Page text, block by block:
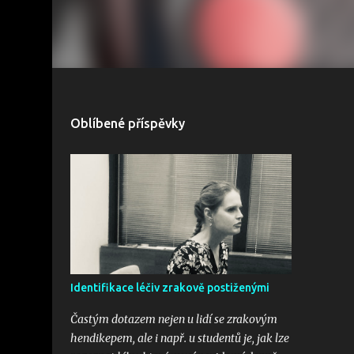
Oblíbené příspěvky
Identifikace léčiv zrakově postiženými
Častým dotazem nejen u lidí se zrakovým
hendikepem, ale i např. u studentů je, jak lze